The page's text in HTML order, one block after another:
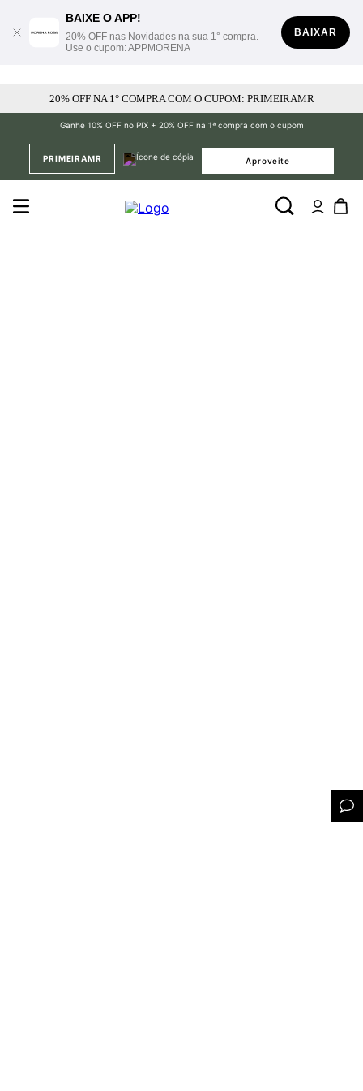
BAIXE O APP!
20% OFF nas Novidades na sua 1° compra.
Use o cupom: APPMORENA
BAIXAR
20% OFF NA 1° COMPRA COM O CUPOM: PRIMEIRAMR
Ganhe 10% OFF no PIX + 20% OFF na 1ª compra com o cupom
PRIMEIRAMR Aproveite